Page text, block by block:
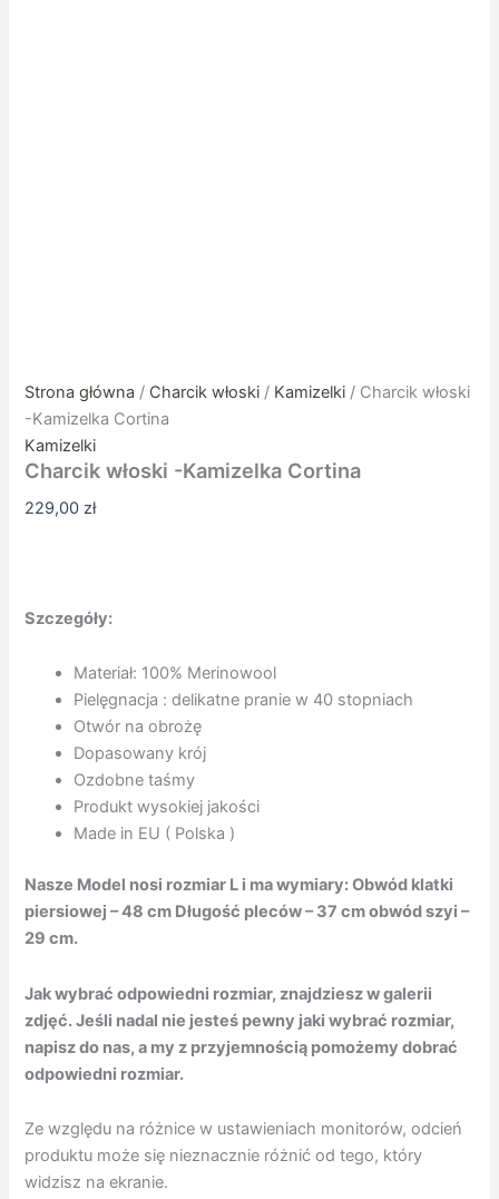
Strona główna / Charcik włoski / Kamizelki / Charcik włoski
-Kamizelka Cortina
Kamizelki
Charcik włoski -Kamizelka Cortina
229,00zł
Szczegóły:
Materiał: 100% Merinowool
Pielęgnacja : delikatne pranie w 40 stopniach
Otwór na obrożę
Dopasowany krój
Ozdobne taśmy
Produkt wysokiej jakości
Made in EU ( Polska )
Nasze Model nosi rozmiar L i ma wymiary: Obwód klatki
piersiowej – 48 cm Długość pleców – 37 cm obwód szyi –
29 cm.
Jak wybrać odpowiedni rozmiar, znajdziesz w galerii
zdjęć. Jeśli nadal nie jesteś pewny jaki wybrać rozmiar,
napisz do nas, a my z przyjemnością pomożemy dobrać
odpowiedni rozmiar.
Ze względu na różnice w ustawieniach monitorów, odcień
produktu może się nieznacznie różnić od tego, który
widzisz na ekranie.